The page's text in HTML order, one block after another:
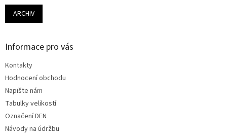
ARCHIV
Informace pro vás
Kontakty
Hodnocení obchodu
Napište nám
Tabulky velikostí
Označení DEN
Návody na údržbu